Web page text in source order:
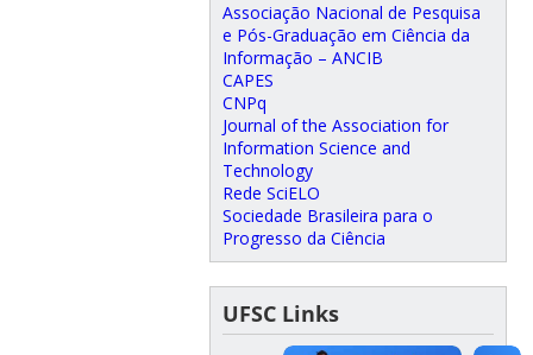
Associação Nacional de Pesquisa
e Pós-Graduação em Ciência da
Informação – ANCIB
CAPES
CNPq
Journal of the Association for
Information Science and
Technology
Rede SciELO
Sociedade Brasileira para o
Progresso da Ciência
UFSC Links